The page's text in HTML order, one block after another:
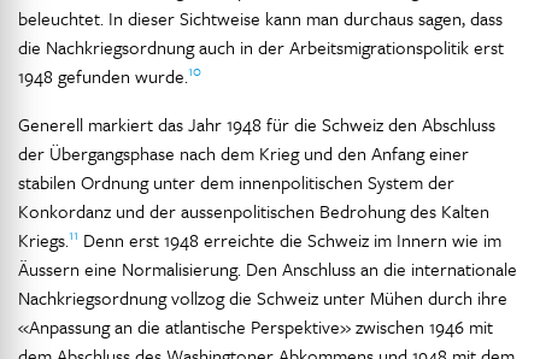
beleuchtet. In dieser Sichtweise kann man durchaus sagen, dass
die Nachkriegsordnung auch in der Arbeitsmigrationspolitik erst
1948 gefunden wurde.10
Generell markiert das Jahr 1948 für die Schweiz den Abschluss
der Übergangsphase nach dem Krieg und den Anfang einer
stabilen Ordnung unter dem innenpolitischen System der
Konkordanz und der aussenpolitischen Bedrohung des Kalten
Kriegs.11 Denn erst 1948 erreichte die Schweiz im Innern wie im
Äussern eine Normalisierung. Den Anschluss an die internationale
Nachkriegsordnung vollzog die Schweiz unter Mühen durch ihre
«Anpassung an die atlantische Perspektive» zwischen 1946 mit